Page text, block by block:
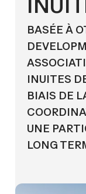
BASÉE À
INUITES
BIAIS DE
UNE
LONG